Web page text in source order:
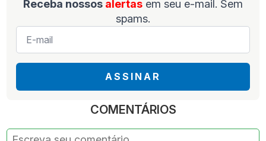
Receba nossos alertas em seu e-mail. Sem
spams.
E-
mail
ASSINAR
COMENTÁRIOS